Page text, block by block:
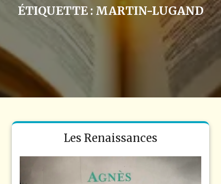
ÉTIQUETTE : MARTIN-LUGAND
Les Renaissances